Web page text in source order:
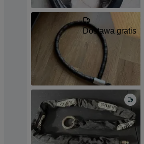
Dostawa gratis